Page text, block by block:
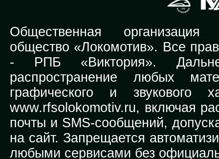
Общественная организация
общество «Локомотив». Все
- РПБ «Виктория».
распространение любых
графического и звукового
www.rfsolokomotiv.ru, включая
почты и SMS-сообщений,
на сайт. Запрещается
любыми сервисами без